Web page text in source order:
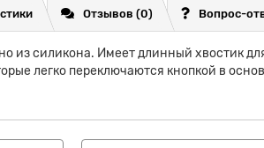
Отзывов (0) Вопрос-
из силикона. Имеет длинный хвостик
легко переключаются кнопкой в